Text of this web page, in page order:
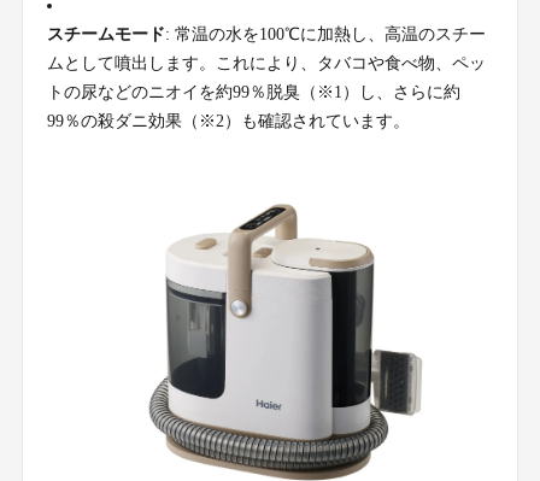
スチームモード: 常温の水を100℃に加熱し、高温のスチー
ムとして噴出します。これにより、タバコや食べ物、ペッ
トの尿などのニオイを約99％脱臭（※1）し、さらに約
99％の殺ダニ効果（※2）も確認されています。